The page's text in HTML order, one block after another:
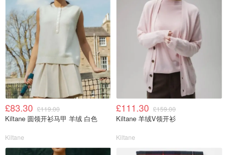
£83.30 £119.00
Kiltane 圆领开衫马甲 羊绒 白色
Kiltane
£111.30 £159.00
Kiltane 羊绒V领开衫
Kiltane